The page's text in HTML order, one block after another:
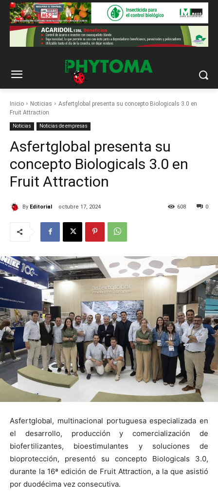
Inicio Noticias
Asfertglobal presenta su concepto Biologicals 3.0 en
Fruit Attraction
Noticias Noticias de empresas
Asfertglobal presenta su
concepto Biologicals 3.0 en
Fruit Attraction
By Editorial octubre 17, 2024 0
608
Asfertglobal, multinacional portuguesa especializada en
el desarrollo, producción y comercialización de
biofertilizantes, bioestimulantes y soluciones de
bioprotección, presentó su concepto Biologicals 3.0,
durante la 16ª edición de Fruit Attraction, a la que asistió
por duodécima vez consecutiva.